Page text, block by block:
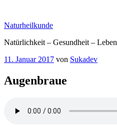
springen
Naturheilkunde
Natürlichkeit – Gesundheit – Leben
Veröffentlicht
11. Januar 2017 von Sukadev
Augenbraue